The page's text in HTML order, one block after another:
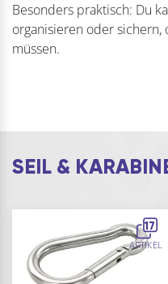
Besonders praktisch: Du
organisieren oder sichern,
müssen.
SEIL &
17
ARTIKEL